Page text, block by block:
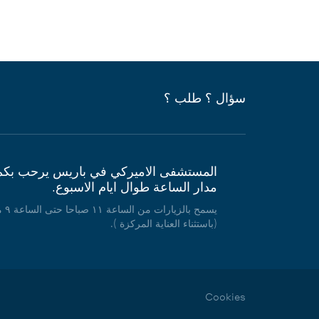
سؤال ؟ طلب ؟
المستشفى الاميركي في باريس يرحب
مدار الساعة طوال ايام الاسبوع.
يسمح بالزيارات من الساعة ١١ صباحا حتى الساعة ٩ مساء
(باستثناء العناية المركزة ).
Cookies